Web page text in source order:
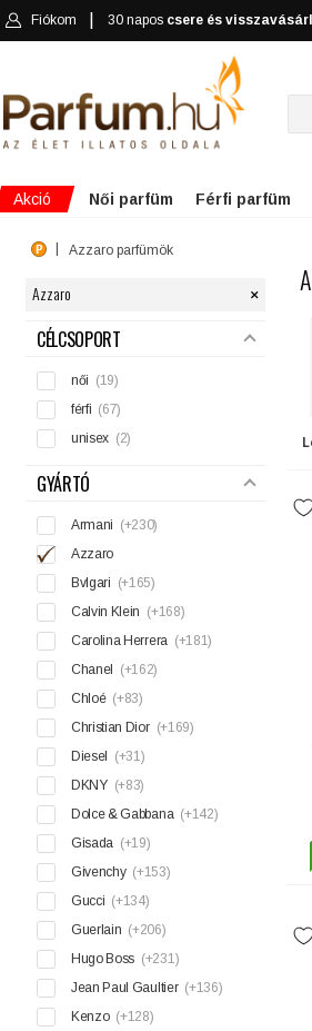
Fiókom 30 napos csere és
Akció Női parfüm Férfi parfüm
Azzaro parfümök
Azzaro ×
SZŰRÉS
CÉLCSOPORT
női (19)
férfi (67)
unisex (2)
GYÁRTÓ
Armani (+230)
Azzaro
Bvlgari (+165)
Calvin Klein (+168)
Carolina Herrera (+181)
Chanel
(+162)
Chloé (+83)
Christian Dior (+169)
Diesel
(+31)
DKNY (+83)
Dolce & Gabbana (+142)
Gisada (+19)
Givenchy (+153)
Gucci (+134)
Guerlain (+206)
Hugo Boss (+231)
Jean Paul Gaultier (+136)
Kenzo (+128)